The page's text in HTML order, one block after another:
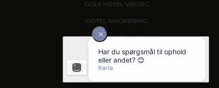
GOLF HOTEL VIBORG
HOTEL RINGKØBING
HOTEL VINHUSET, NÆSTVED
HOTEL KRYB I LY KRO, FREDERICIA
HOTEL LIMFJORDEN